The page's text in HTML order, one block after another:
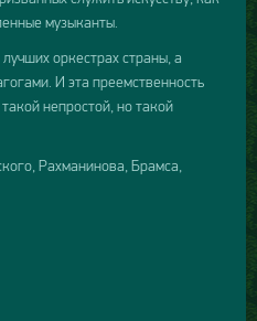
музыканты.
оркестрах страны, а
И эта преемственность
непростой, но такой
Рахманинова, Брамса,